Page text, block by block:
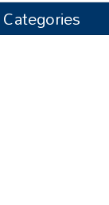
Categories